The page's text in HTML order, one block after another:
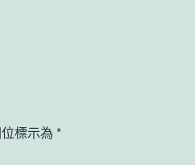
標示為 *